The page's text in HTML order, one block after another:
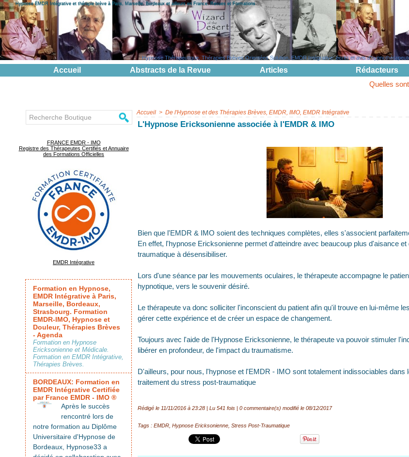
Hypnose EMDR Intégrative et thérapie brève à Paris, Marseille, Bordeaux et ailleurs en France. Revues et Formations
Hypnose Thérapeutique, Thérapies Brèves Orientées Solution, EMDR Intégrative: écrits et avis
Accueil Abstracts de la Revue Articles Rédacteurs
Quelles sont les
FRANCE EMDR - IMO
Registre des Thérapeutes Certifiés et Annuaire
des Formations Officielles
EMDR Intégrative
Formation en Hypnose,
EMDR Intégrative à Paris,
Marseille, Bordeaux,
Strasbourg. Formation
EMDR-IMO, Hypnose et
Douleur, Thérapies Brèves
- Agenda
Formation en Hypnose
Ericksonienne et Médicale.
Formation en EMDR Intégrative,
Thérapies Brèves.
BORDEAUX: Formation en
EMDR Intégrative Certifiée
par France EMDR - IMO ®
Après le succès
rencontré lors de
notre formation au Diplôme
Universitaire d'Hypnose de
Bordeaux, Hypnose33 a
Accueil > De l'Hypnose et des Thérapies Brèves, EMDR, IMO, EMDR Intégrative
L'Hypnose Ericksonienne associée à l'EMDR & IMO
Bien que l'EMDR & IMO soient des techniques complètes, elles s'associent
En effet, l'hypnose Ericksonienne permet d'atteindre avec beaucoup plus d'aisance
traumatique à désensibiliser.
Lors d'une séance par les mouvements oculaires, le thérapeute accompagne le
hypnotique, vers le souvenir désiré.
Le thérapeute va donc solliciter l'inconscient du patient afin qu'il trouve en lui-même
gérer cette expérience et de créer un espace de changement.
Toujours avec l'aide de l'Hypnose Ericksonienne, le thérapeute va pouvoir stimuler
libérer en profondeur, de l'impact du traumatisme.
D'ailleurs, pour nous, l'hypnose et l'EMDR - IMO sont totalement indissociables dans
traitement du stress post-traumatique
Rédigé le 11/11/2016 à 23:28 | Lu 541 fois | 0 commentaire(s) modifié le 08/12/2017
Tags : EMDR Hypnose Ericksonienne Stress Post-Traumatique